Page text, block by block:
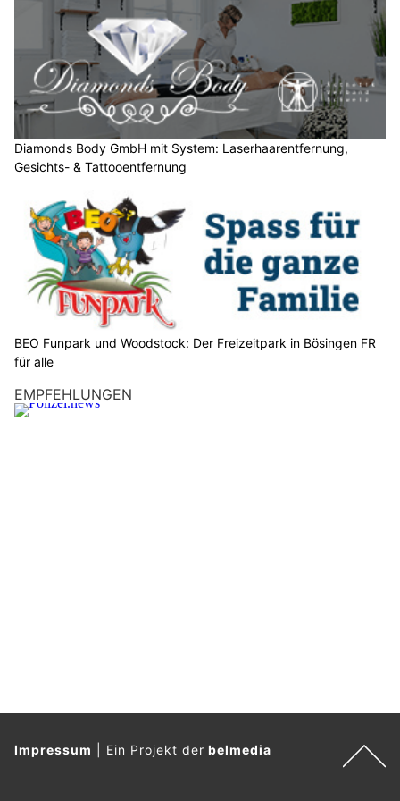
Diamonds Body GmbH mit System: Laserhaarentfernung,
Gesichts- & Tattooentfernung
BEO Funpark und Woodstock: Der Freizeitpark in Bösingen FR
für alle
EMPFEHLUNGEN
Impressum Ein Projekt derbelmedia